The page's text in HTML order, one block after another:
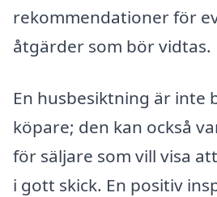
rekommendationer för
åtgärder som bör vidtas.
En husbesiktning är inte
köpare; den kan också
för säljare som vill visa
i gott skick. En positiv